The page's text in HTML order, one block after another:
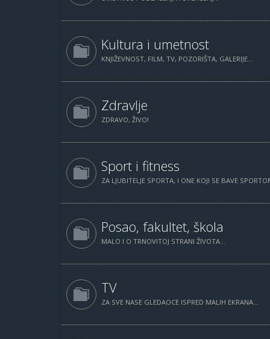
Kultura i umetnost
KNJIŽEVNOST, FILM, TV, POZORIŠTA, GALERIJE...
Zdravlje
ZDRAVO, ŽIVO!
Sport i fitness
ZA LJUBITELJE SPORTA, I ONE KOJI SE BAVE
Posao, fakultet, škola
MALO I O TRNOVITOJ STRANI ŽIVOTA...
TV
ZA SVE NASE GLEDAOCE ISPRED MALIH EKRANA...